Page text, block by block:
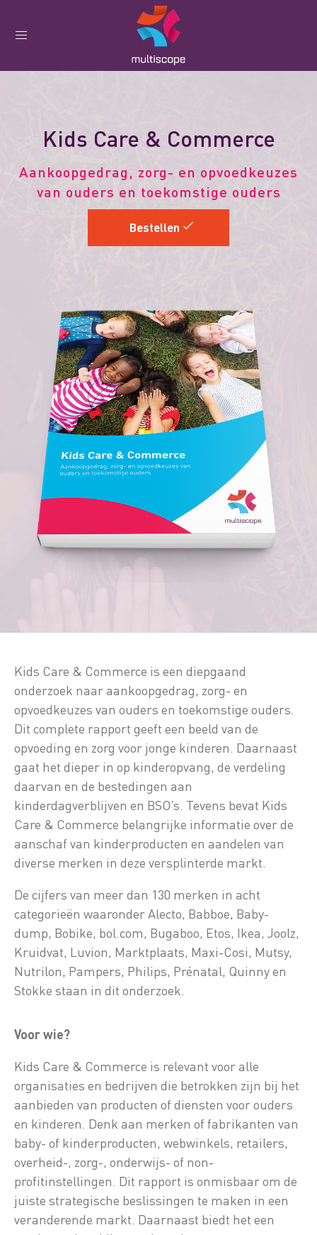
Kids Care & Commerce
Aankoopgedrag, zorg- en opvoedkeuzes
van ouders en toekomstige ouders
Bestellen
Kids Care & Commerce is een diepgaand
onderzoek naar aankoopgedrag, zorg- en
opvoedkeuzes van ouders en toekomstige ouders.
Dit complete rapport geeft een beeld van de
opvoeding en zorg voor jonge kinderen. Daarnaast
gaat het dieper in op kinderopvang, de verdeling
daarvan en de bestedingen aan
kinderdagverblijven en BSO’s. Tevens bevat Kids
Care & Commerce belangrijke informatie over de
aanschaf van kinderproducten en aandelen van
diverse merken in deze versplinterde markt.
De cijfers van meer dan 130 merken in acht
categorieën waaronder Alecto, Babboe, Baby-
dump, Bobike, bol.com, Bugaboo, Etos, Ikea, Joolz,
Kruidvat, Luvion, Marktplaats, Maxi-Cosi, Mutsy,
Nutrilon, Pampers, Philips, Prénatal, Quinny en
Stokke staan in dit onderzoek.
Voor wie?
Kids Care & Commerce is relevant voor alle
organisaties en bedrijven die betrokken zijn bij het
aanbieden van producten of diensten voor ouders
en kinderen. Denk aan merken of fabrikanten van
baby- of kinderproducten, webwinkels, retailers,
overheid-, zorg-, onderwijs- of non-
profitinstellingen. Dit rapport is onmisbaar om de
juiste strategische beslissingen te maken in een
veranderende markt. Daarnaast biedt het een